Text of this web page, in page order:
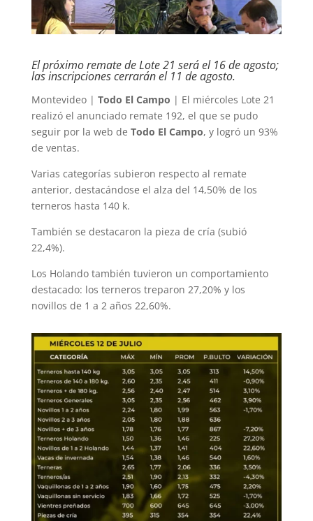
El próximo remate de Lote 21 será el 16 de agosto;
las inscripciones cerrarán el 11 de agosto.
Montevideo | Todo El Campo | El miércoles Lote 21
realizó el anunciado remate 192, el que se pudo
seguir por la web de Todo El Campo, y logró un 93%
de ventas.
Varias categorías subieron respecto al remate
anterior, destacándose el alza del 14,50% de los
terneros hasta 140 k.
También se destacaron la pieza de cría (subió
22,4%).
Los Holando también tuvieron un comportamiento
destacado: los terneros treparon 27,20% y los
novillos de 1 a 2 años 22,60%.